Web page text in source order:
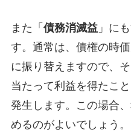
また「 債務消滅益」に
す。通常は、債権の時
に振り替えますので、
当たって利益を得たこ
発生します。この場合
めるのがよいでしょう。